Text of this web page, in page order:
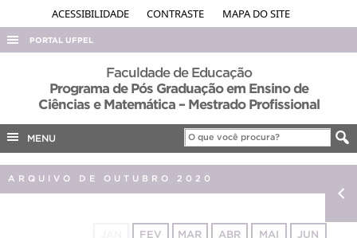
ACESSIBILIDADE CONTRASTE MAPA DO SITE
PORTAL UFPEL
ACESSO À INFORMAÇÃO
AUDITORIA
EDITAIS
Faculdade de Educação
Programa de Pós Graduação em Ensino de
Ciências e Matemática – Mestrado Profissional
MENU
ARQUIVO DE OUTUBRO 2020
FEV MAR ABR MAI JUN